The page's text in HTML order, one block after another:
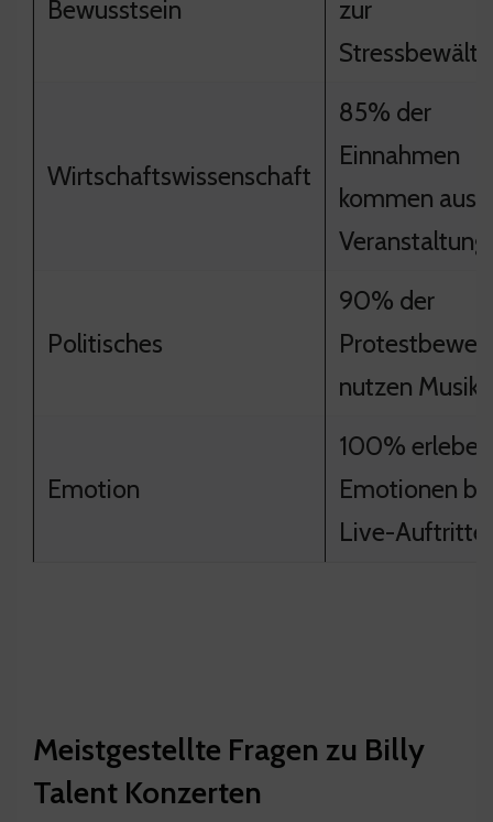
Bewusstsein
zur
Wirtschaftswissenschaft
85% der
Einnahmen
kommen aus
Politisches
90% der
nutzen Musik
Emotion
100% erleben
Emotionen
Live-
Meistgestellte Fragen zu Billy
Talent Konzerten